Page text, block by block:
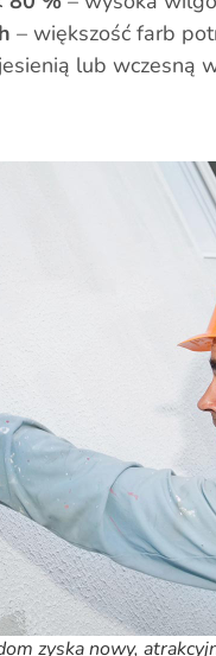
– większość farb
lub wczesną
zyska nowy,